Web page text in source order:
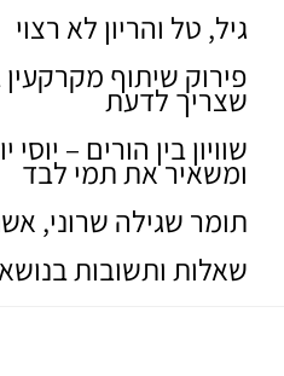
גיל, טל והריון לא רצוי
פירוק שיתוף
שצריך לדעת
שוויון בין הורים –
ומשאיר את תמי לבד
תומר שגילה שרוני,
שאלות ותשובות בנושא